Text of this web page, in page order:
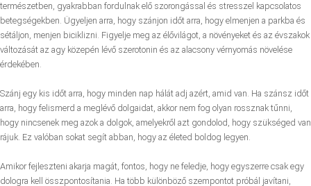
természetben, gyakrabban fordulnak elő szorongással és stresszel kapcsolatos
betegségekben. Ügyeljen arra, hogy szánjon időt arra, hogy elmenjen a parkba és
sétáljon, menjen biciklizni. Figyelje meg az élővilágot, a növényeket és az évszakok
változását az agy közepén lévő szerotonin és az alacsony vérnyomás növelése
érdekében.
Szánj egy kis időt arra, hogy minden nap hálát adj azért, amid van. Ha szánsz időt
arra, hogy felismerd a meglévő dolgaidat, akkor nem fog olyan rossznak tűnni,
hogy nincsenek meg azok a dolgok, amelyekről azt gondolod, hogy szükséged van
rájuk. Ez valóban sokat segít abban, hogy az életed boldog legyen.
Amikor fejleszteni akarja magát, fontos, hogy ne feledje, hogy egyszerre csak egy
dologra kell összpontosítania. Ha több különböző szempontot próbál javítani,